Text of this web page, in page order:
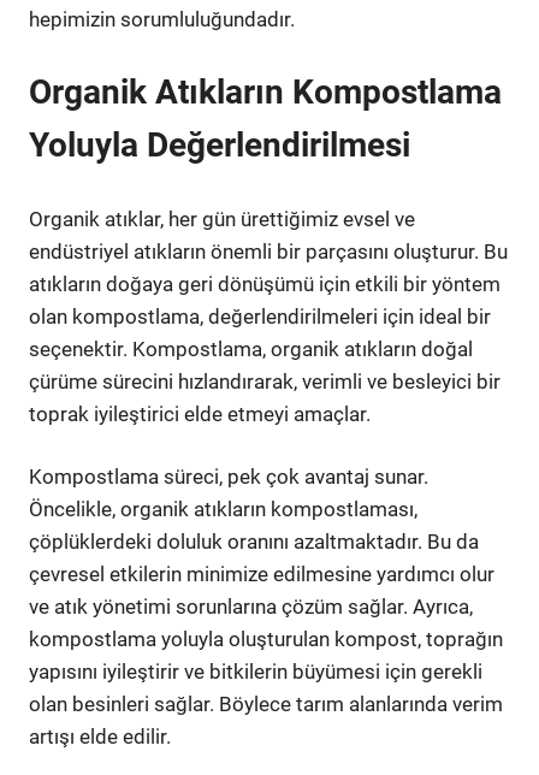
hepimizin sorumluluğundadır.
Organik Atıkların Kompostlama
Yoluyla Değerlendirilmesi
Organik atıklar, her gün ürettiğimiz evsel ve
endüstriyel atıkların önemli bir parçasını oluşturur. Bu
atıkların doğaya geri dönüşümü için etkili bir yöntem
olan kompostlama, değerlendirilmeleri için ideal bir
seçenektir. Kompostlama, organik atıkların doğal
çürüme sürecini hızlandırarak, verimli ve besleyici bir
toprak iyileştirici elde etmeyi amaçlar.
Kompostlama süreci, pek çok avantaj sunar.
Öncelikle, organik atıkların kompostlaması,
çöplüklerdeki doluluk oranını azaltmaktadır. Bu da
çevresel etkilerin minimize edilmesine yardımcı olur
ve atık yönetimi sorunlarına çözüm sağlar. Ayrıca,
kompostlama yoluyla oluşturulan kompost, toprağın
yapısını iyileştirir ve bitkilerin büyümesi için gerekli
olan besinleri sağlar. Böylece tarım alanlarında verim
artışı elde edilir.